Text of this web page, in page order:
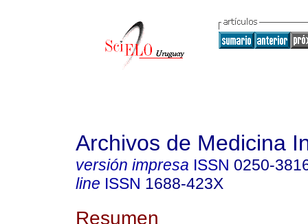
Archivos de Medicina
versión impresa ISSN 0250-
line ISSN 1688-423X
Resumen